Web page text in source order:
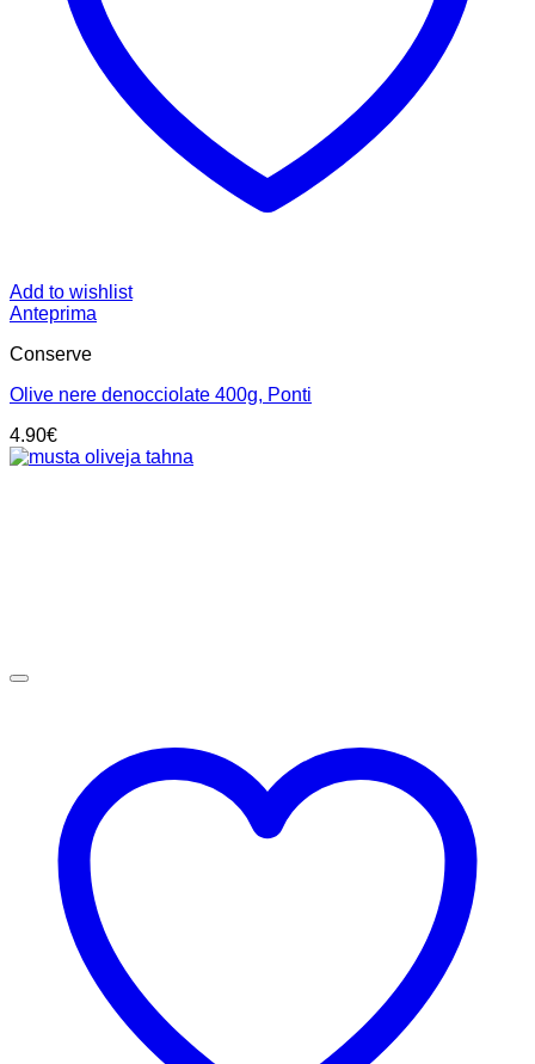
Add to wishlist
Anteprima
Conserve
Olive nere denocciolate 400g, Ponti
4.90€